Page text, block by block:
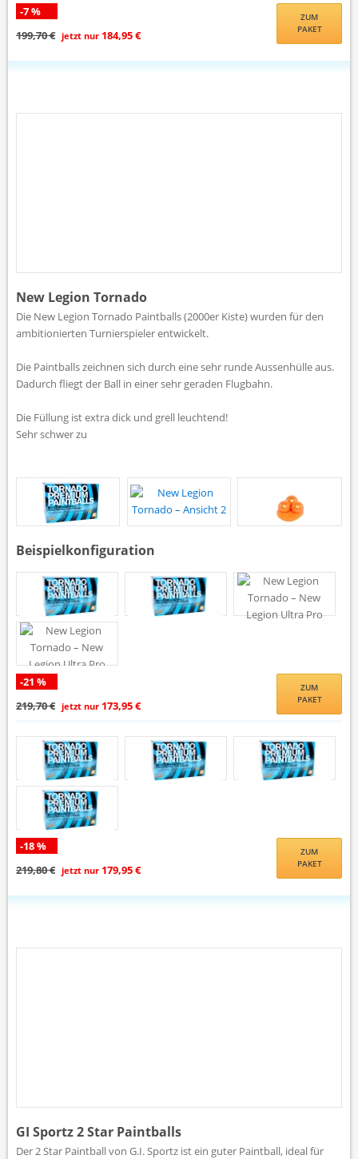
-7 %
199,70 € jetzt nur 184,95 €
ZUM
PAKET
New Legion Tornado
Die New Legion Tornado Paintballs (2000er Kiste) wurden für den
ambitionierten Turnierspieler entwickelt.
Die Paintballs zeichnen sich durch eine sehr runde Aussenhülle aus.
Dadurch fliegt der Ball in einer sehr geraden Flugbahn.
Die Füllung ist extra dick und grell leuchtend!
Sehr schwer zu
Beispielkonfiguration
-21 %
219,70 € jetzt nur 173,95 €
ZUM
PAKET
-18 %
219,80 € jetzt nur 179,95 €
ZUM
PAKET
GI Sportz 2 Star Paintballs
Der 2 Star Paintball von G.I. Sportz ist ein guter Paintball, ideal für